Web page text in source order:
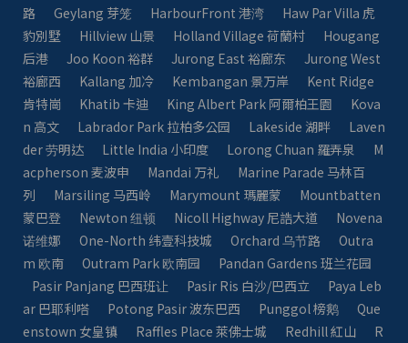
路
Geylang 芽笼 HarbourFront 港湾
Haw Par Villa 虎
豹別墅
Hillview 山景 Holland Village 荷蘭村
Hougang
后港
Joo Koon 裕群 Jurong East 裕廊东
Jurong West
裕廊西
Kallang 加冷 Kembangan 景万岸
Kent Ridge
肯特崗
Khatib 卡迪 King Albert Park 阿爾柏王園
Kova
n 高文
Labrador Park 拉柏多公园 Lakeside 湖畔
Laven
der 劳明达
Little India 小印度 Lorong Chuan 羅弄泉
M
acpherson 麦波申
Mandai 万礼
Marine Parade 马林百
列
Marsiling 马西岭 Marymount 瑪麗蒙
Mountbatten
蒙巴登
Newton 纽顿 Nicoll Highway 尼誥大道
Novena
诺维娜
One-North 纬壹科技城 Orchard 乌节路
Outra
m 欧南
Outram Park 欧南园
Pandan Gardens 班兰花园
Pasir Panjang 巴西班让
Pasir Ris 白沙/巴西立
Paya Leb
ar 巴耶利嗒
Potong Pasir 波东巴西 Punggol 榜鹅
Que
enstown 女皇镇
Raffles Place 萊佛士城 Redhill 紅山
R